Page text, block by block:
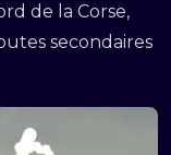
de la Corse,
secondaires